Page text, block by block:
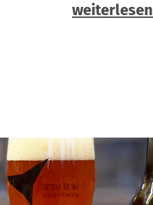
weiterlesen